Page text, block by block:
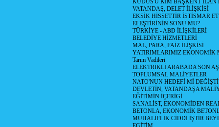
KUDÜS'Ü KİM BAŞKENT İLAN
VATANDAŞ, DELET İLİŞKİSİ
EKSİK HİSSETTİR İSTİSMAR ET
ELEŞTİRİNİN SONU MU?
TÜRKİYE - ABD İLİŞKİLERİ
BELEDİYE HİZMETLERİ
MAL, PARA, FAİZ İLİŞKİSİ
YATIRIMLARIMIZ EKONOMİK
Tarım Vadileri
ELEKTRİKLİ ARABADA SON
TOPLUMSAL MALİYETLER
NATO'NUN HEDEFİ Mİ
DEVLETİN, VATANDAŞA
EĞİTİMİN İÇERİGİ
SANALİST, EKONOMİDEN
BETONLA, EKONOMİK
MUHALİFLİK CİDDİ İŞTİR
EGİTİM